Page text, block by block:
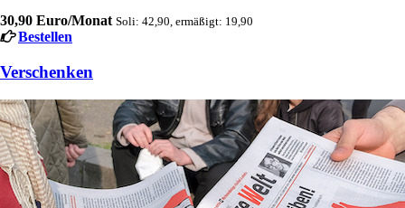
30,90 Euro/Monat Soli: 42,90, ermäßigt: 19,90
Bestellen
Verschenken